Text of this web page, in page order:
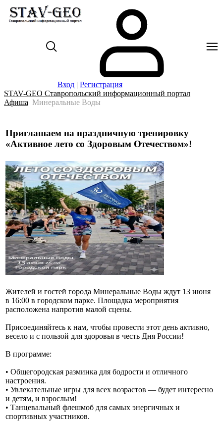
Вход | Регистрация
STAV-GEO Ставропольский информационный портал
Афиша Минеральные Воды
Приглашаем на праздничную тренировку
«Активное лето со Здоровым Отечеством»!
Жителей и гостей города Минеральные Воды ждут 13 июня
в 16:00 в городском парке. Площадка мероприятия
расположена напротив малой сцены.
Присоединяйтесь к нам, чтобы провести этот день активно,
весело и с пользой для здоровья в честь Дня России!
В программе:
• Общегородская разминка для бодрости и отличного
настроения.
• Увлекательные игры для всех возрастов — будет интересно
и детям, и взрослым!
• Танцевальный флешмоб для самых энергичных и
спортивных участников.